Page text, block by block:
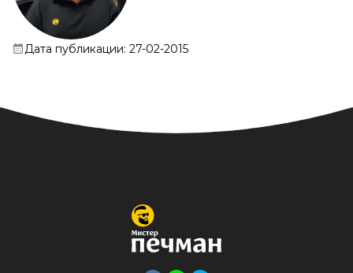
Дата публикации: 27-02-2015